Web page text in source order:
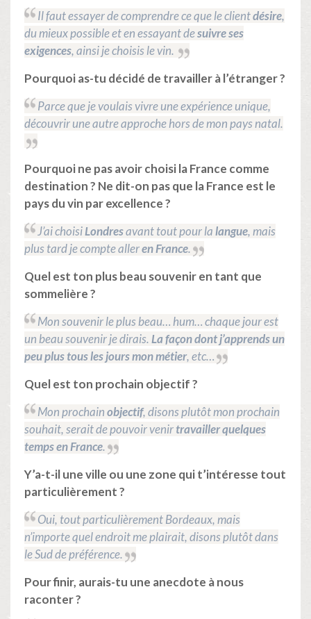
Il faut essayer de comprendre ce que le clientdésire,
du mieux possible et en essayant desuivre ses
exigences,ainsi je choisis le vin.
Pourquoi as-tu décidé de travailler à l’étranger ?
Parce que je voulais vivre une expérience unique,
découvrir une autre approche hors de mon pays natal.
Pourquoi ne pas avoir choisi la France comme
destination ? Ne dit-on pas que la France est le
pays du vin par excellence ?
J’ai choisiLondresavant tout pour lalangue, mais
plus tard je compte alleren France.
Quel est ton plus beau souvenir en tant que
sommelière ?
Mon souvenir le plus beau… hum… chaque jour est
un beau souvenir je dirais.La façon dont j’apprends un
peu plus tous les jours mon métier, etc…
Quel est ton prochain objectif ?
Mon prochainobjectif, disons plutôt mon prochain
souhait, serait de pouvoir venirtravailler quelques
temps en France.
Y’a-t-il une ville ou une zone qui t’intéresse tout
particulièrement ?
Oui, tout particulièrement Bordeaux, mais
n’importe quel endroit me plairait, disons plutôt dans
le Sud de préférence.
Pour finir, aurais-tu une anecdote à nous
raconter ?